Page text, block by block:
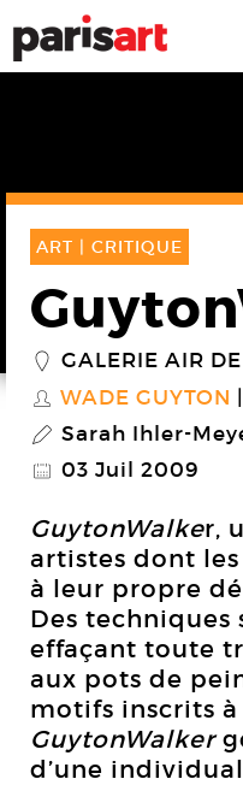
ART | CRITIQUE
_ GALERIE AIR
S WADE GUYTON
P Sarah Ihler-
@ 03 Juil 2009
GuytonWalker,
artistes dont
à leur propre
Des techniques
effaçant toute
aux pots de
motifs inscrits à
GuytonWalker
d’une